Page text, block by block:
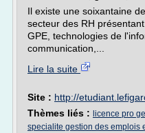
Il existe une soixantaine
secteur des RH
GPE, technologies de
communication,...
Lire la suite
Site : http://
Thèmes liés : licence pro
specialite gestion des emplois